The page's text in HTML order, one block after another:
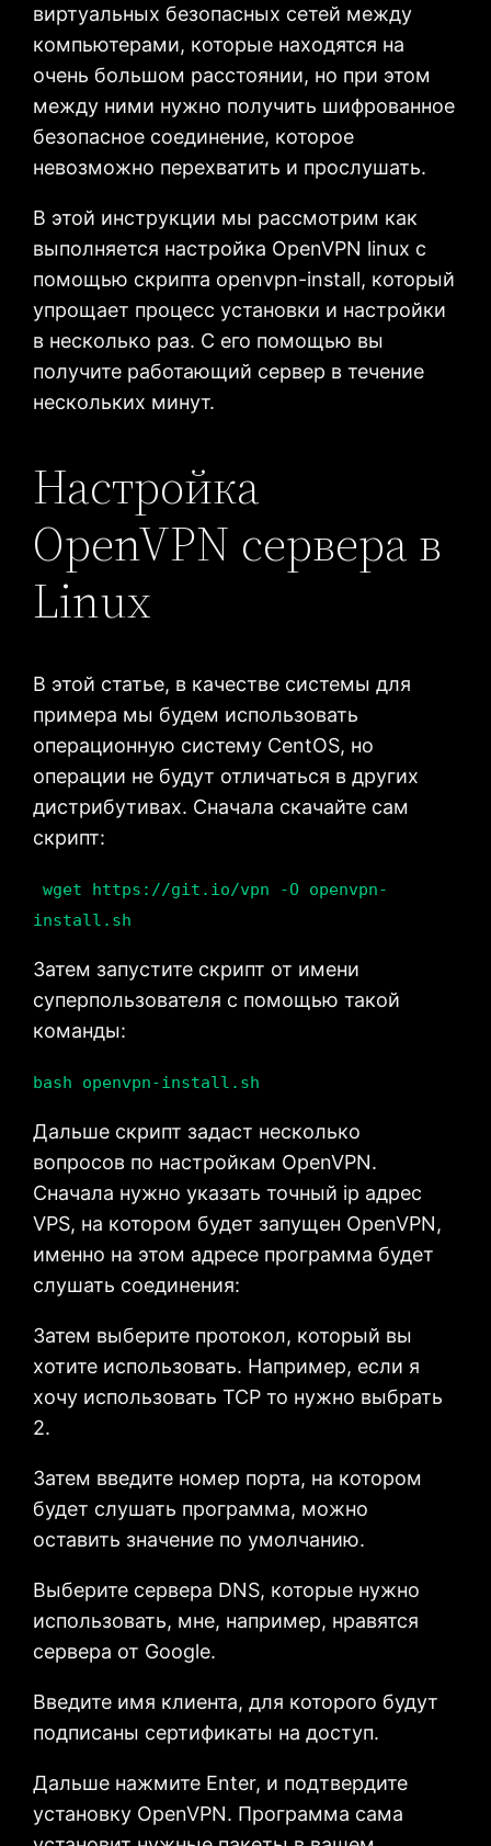
виртуальных безопасных сетей между
компьютерами, которые находятся на
очень большом расстоянии, но при этом
между ними нужно получить шифрованное
безопасное соединение, которое
невозможно перехватить и прослушать.
В этой инструкции мы рассмотрим как
выполняется настройка OpenVPN linux с
помощью скрипта openvpn-install, который
упрощает процесс установки и настройки
в несколько раз. С его помощью вы
получите работающий сервер в течение
нескольких минут.
Настройка
OpenVPN сервера в
Linux
В этой статье, в качестве системы для
примера мы будем использовать
операционную систему CentOS, но
операции не будут отличаться в других
дистрибутивах. Сначала скачайте сам
скрипт:
wget https://git.io/vpn -O openvpn-
install.sh
Затем запустите скрипт от имени
суперпользователя с помощью такой
команды:
bash openvpn-install.sh
Дальше скрипт задаст несколько
вопросов по настройкам OpenVPN.
Сначала нужно указать точный ip адрес
VPS, на котором будет запущен OpenVPN,
именно на этом адресе программа будет
слушать соединения:
Затем выберите протокол, который вы
хотите использовать. Например, если я
хочу использовать TCP то нужно выбрать
2.
Затем введите номер порта, на котором
будет слушать программа, можно
оставить значение по умолчанию.
Выберите сервера DNS, которые нужно
использовать, мне, например, нравятся
сервера от Google.
Введите имя клиента, для которого будут
подписаны сертификаты на доступ.
Дальше нажмите Enter, и подтвердите
установку OpenVPN. Программа сама